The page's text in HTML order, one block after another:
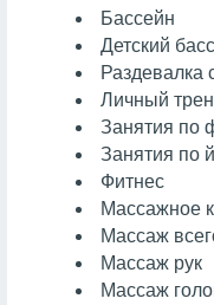
Бассейн
Детский
Раздевалка
Личный
Занятия по
Занятия по
Фитнес
Массажное
Массаж
Массаж рук
Массаж